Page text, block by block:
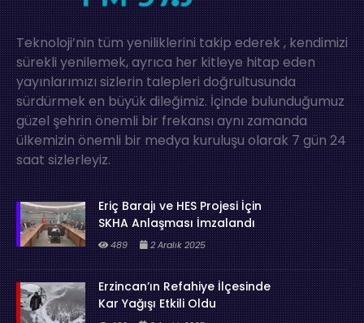
Teknoloji’nin tüm yeniliklerini takip ederek , kendimizi
sürekli yenilemek, ayrıca her kitleye hitap eden
yayınlarımızı sizlerin talepleri doğrultusunda
sürdürmek en büyük dileğimiz. İçinde bulunduğumuz
güzel şehrin önemli bir frekansı aynı zamanda
ülkemizin önemli bir medya kuruluşu olarak 7 gün 24
saat sizlerleyiz.
Eriç Barajı ve HES Projesi İçin
SKHA Anlaşması İmzalandı
489 2 Aralık 2025
Erzincan’ın Refahiye İlçesinde
Kar Yağışı Etkili Oldu